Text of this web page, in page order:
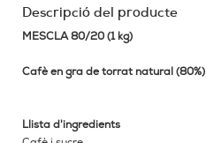
Descripció del producte
MESCLA 80/20 (1 kg)
Cafè en gra de torrat natural
Llista d'ingredients